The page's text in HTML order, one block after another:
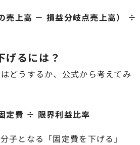
売上高 － 損益分岐点売上高） ÷
げるには？
どうするか、公式から考えてみ
定費 ÷ 限界利益比率
子となる「固定費を下げる」